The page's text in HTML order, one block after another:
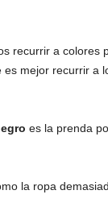
recurrir a colores
mejor recurrir a
es la prenda
la ropa